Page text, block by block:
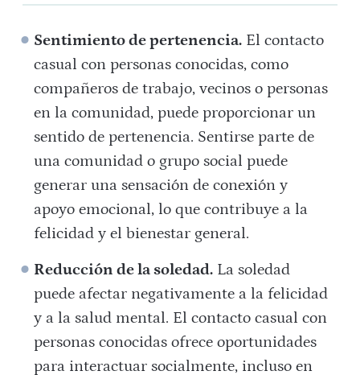
Sentimiento de pertenencia. El contacto
casual con personas conocidas, como
compañeros de trabajo, vecinos o personas
en la comunidad, puede proporcionar un
sentido de pertenencia. Sentirse parte de
una comunidad o grupo social puede
generar una sensación de conexión y
apoyo emocional, lo que contribuye a la
felicidad y el bienestar general.
Reducción de la soledad. La soledad
puede afectar negativamente a la felicidad
y a la salud mental. El contacto casual con
personas conocidas ofrece oportunidades
para interactuar socialmente, incluso en